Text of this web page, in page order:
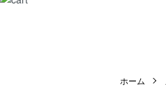
ホーム